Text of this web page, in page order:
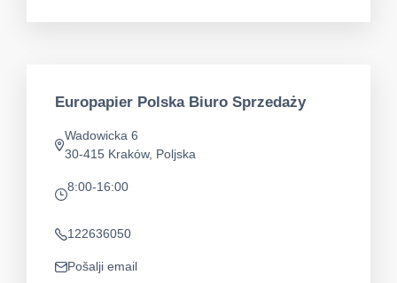
Europapier Polska Biuro Sprzedaży
app.address
Wadowicka 6
30-415 Kraków, Poljska
app.opening-times
8:00-16:00
Telefon
122636050
app.mail
Pošalji email